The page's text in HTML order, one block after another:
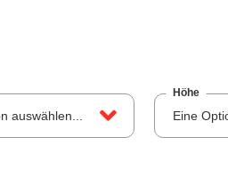
auswählen...
Höhe
Eine